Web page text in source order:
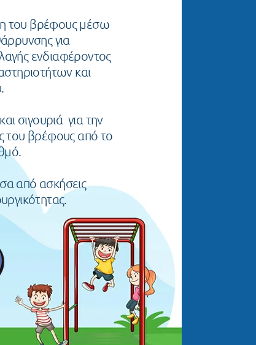
του βρέφους μέσω
για
ενδιαφέροντος
και
σιγουριά για την
του βρέφους από το
από ασκήσεις